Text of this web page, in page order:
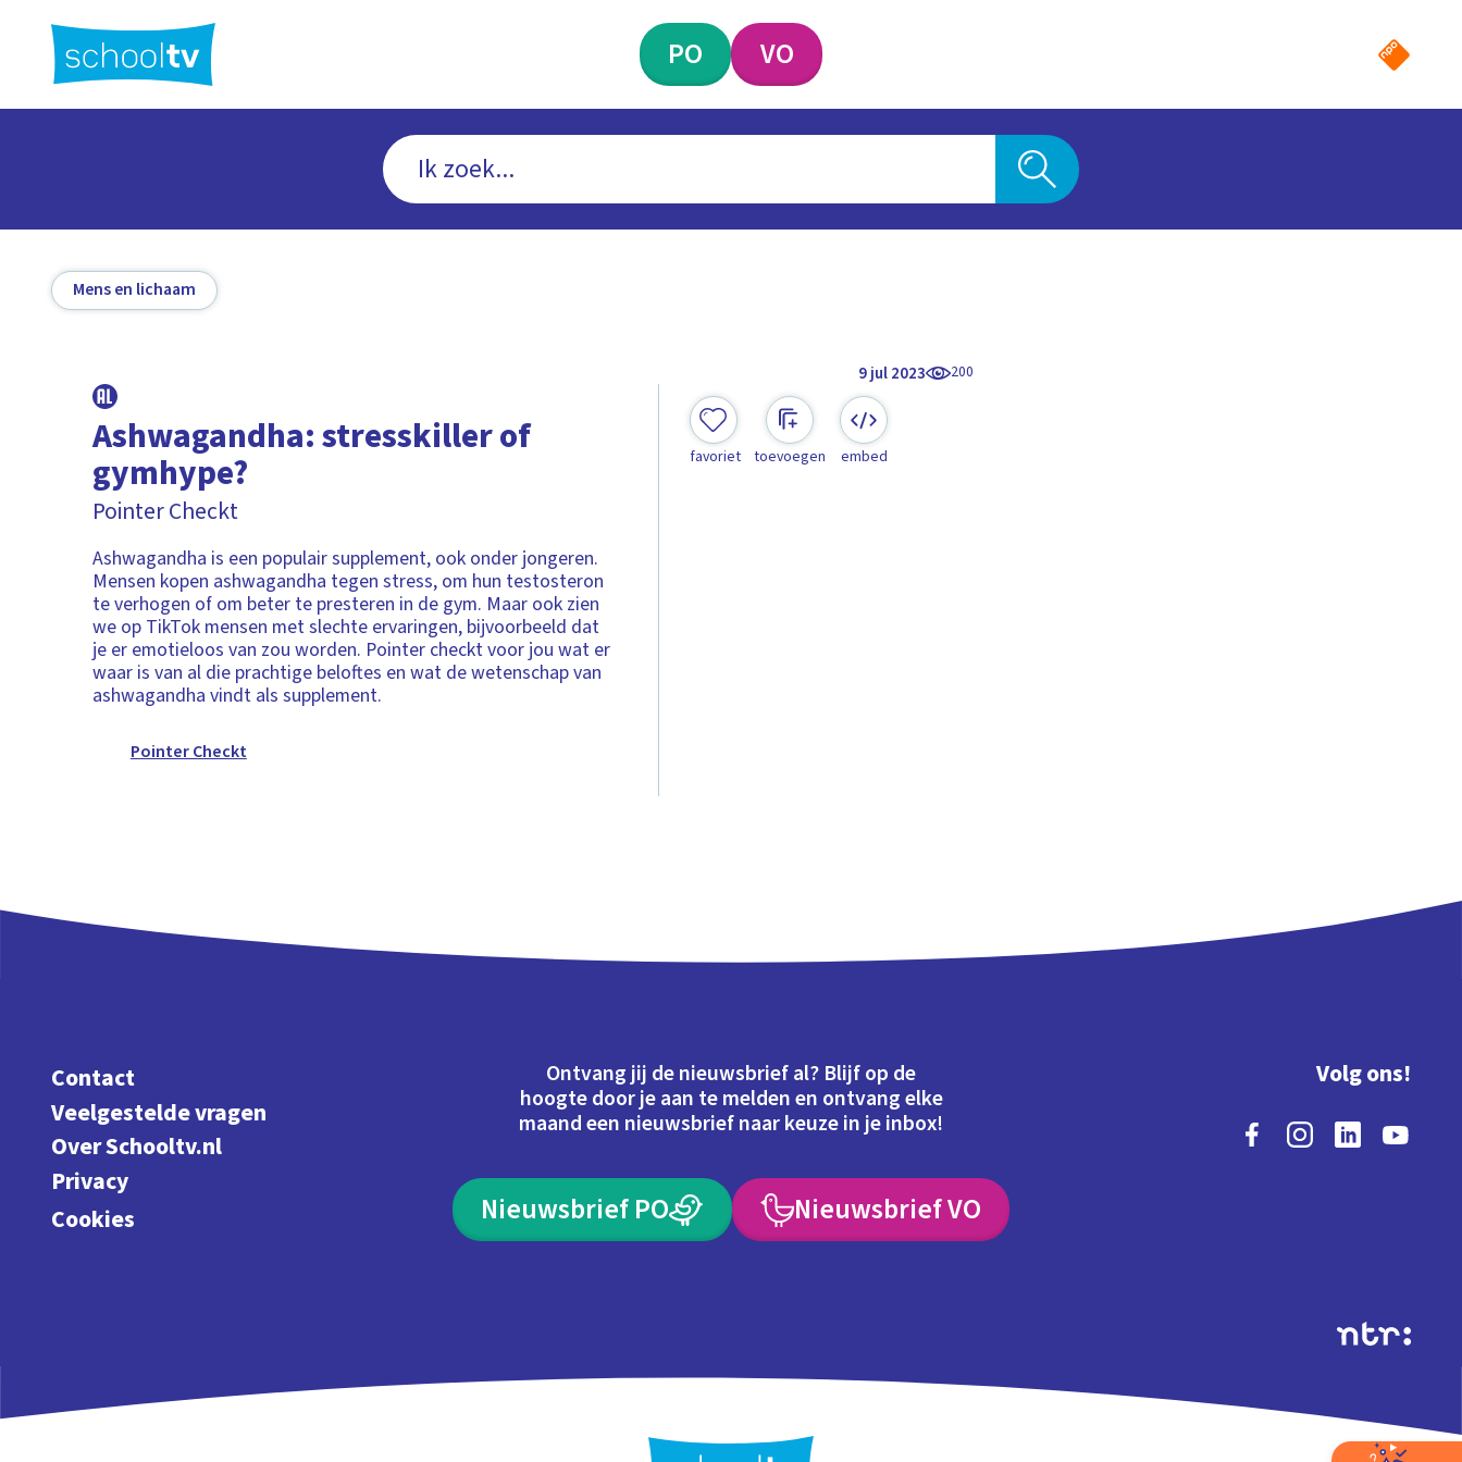
hoofdinhoud
PO VO
Mens en lichaam
9 jul 2023 200
Ashwagandha: stresskiller of
gymhype?
Pointer Checkt
Ashwagandha is een populair supplement, ook onder jongeren.
Mensen kopen ashwagandha tegen stress, om hun testosteron
te verhogen of om beter te presteren in de gym. Maar ook zien
we op TikTok mensen met slechte ervaringen, bijvoorbeeld dat
je er emotieloos van zou worden. Pointer checkt voor jou wat er
waar is van al die prachtige beloftes en wat de wetenschap van
ashwagandha vindt als supplement.
Pointer Checkt
favoriet toevoegen embed
Contact
Veelgestelde vragen
Over Schooltv.nl
Privacy
Cookies
Ontvang jij de nieuwsbrief al? Blijf op de
hoogte door je aan te melden en ontvang elke
maand een nieuwsbrief naar keuze in je inbox!
Nieuwsbrief PO Nieuwsbrief VO
Volg ons!
Extra's